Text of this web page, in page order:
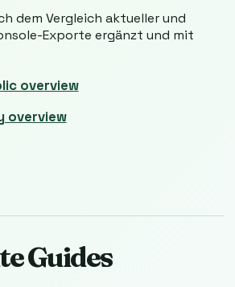
dem Vergleich aktueller und
Exporte ergänzt und mit
overview
overview
Guides